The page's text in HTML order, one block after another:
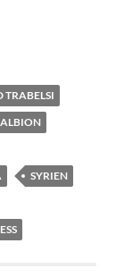
TRABELSI
SYRIEN